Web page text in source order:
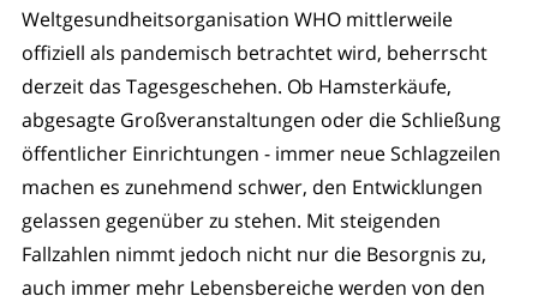
Weltgesundheitsorganisation WHO mittlerweile
offiziell als pandemisch betrachtet wird, beherrscht
derzeit das Tagesgeschehen. Ob Hamsterkäufe,
abgesagte Großveranstaltungen oder die Schließung
öffentlicher Einrichtungen - immer neue Schlagzeilen
machen es zunehmend schwer, den Entwicklungen
gelassen gegenüber zu stehen. Mit steigenden
Fallzahlen nimmt jedoch nicht nur die Besorgnis zu,
auch immer mehr Lebensbereiche werden von den